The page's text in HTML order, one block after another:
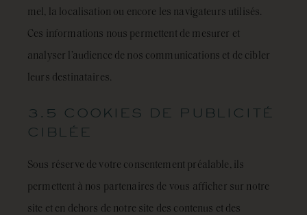
mel, la localisation ou encore les navigateurs utilisés.
Ces informations nous permettent de mesurer et
analyser l’audience de nos communications et de cibler
leurs destinataires.
3.5 COOKIES DE PUBLICITÉ
CIBLÉE
Sous réserve de votre consentement préalable, ils
permettent à nos partenaires de vous afficher sur notre
site et en dehors de notre site des contenus et des